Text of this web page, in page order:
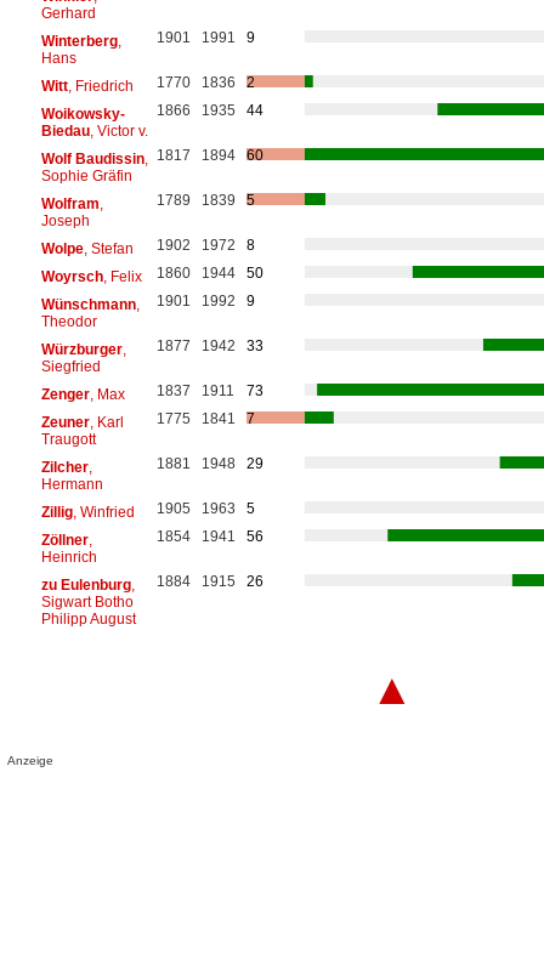
Gerhard
Winterberg,
Hans
1901 1991 9
Witt, Friedrich 1770 1836
2
Woikowsky-
Biedau, Victor v.
1866 1935 44
Wolf Baudissin,
Sophie Gräfin
1817 1894 60
Wolfram
Joseph
1789 1839 5
Wolpe, Stefan 1902 1972
8
Woyrsch, Felix 1860 1944
50
Wünschmann,
Theodor
1901 1992 9
Würzburger,
Siegfried
1877 1942 33
Zenger, Max 1837 1911
73
Zeuner, Karl
Traugott
1775 1841 7
Zilcher,
Hermann
1881 1948 29
Zillig, Winfried 1905 1963
5
Zöllner,
Heinrich
1854 1941 56
zu Eulenburg,
Sigwart Botho
Philipp August
1884 1915 26
▲
Anzeige